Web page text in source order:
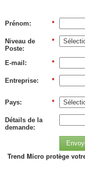
*
Prénom:
*
Niveau de
Poste:
*
E-mail:
*
Entreprise:
*
Pays:
Détails de la
demande:
Trend Micro protège